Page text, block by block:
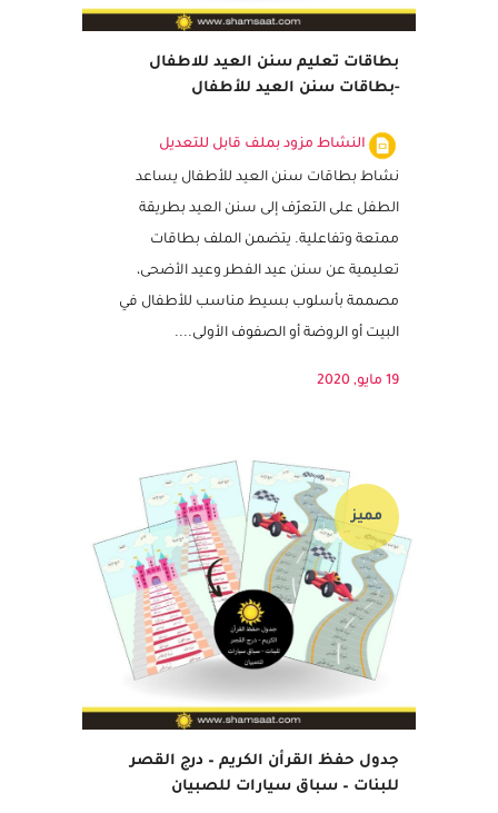
بطاقات تعليم سنن العيد للاطفال
-بطاقات سنن العيد للأطفال
النشاط مزود بملف قابل للتعديل
نشاط بطاقات سنن العيد للأطفال يساعد
الطفل على التعرّف إلى سنن العيد بطريقة
ممتعة وتفاعلية. يتضمن الملف بطاقات
تعليمية عن سنن عيد الفطر وعيد الأضحى،
مصممة بأسلوب بسيط مناسب للأطفال في
مميز